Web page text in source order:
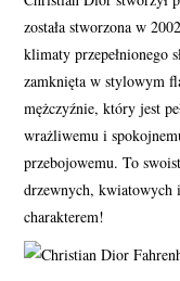
została stworzona w
klimaty przepełnionego
zamknięta w stylowym
mężczyźnie, który jest
wrażliwemu i
przebojowemu. To
drzewnych,
charakterem!